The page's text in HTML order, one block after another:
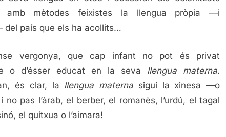
amb mètodes feixistes la llengua pròpia —i
del país que els ha acollits…
vergonya, que cap infant no pot és privat
o d’ésser educat en la seva llengua materna.
és clar, la llengua materna sigui la xinesa —o
no pas l’àrab, el berber, el romanès, l’urdú, el tagal
el quítxua o l’aimara!